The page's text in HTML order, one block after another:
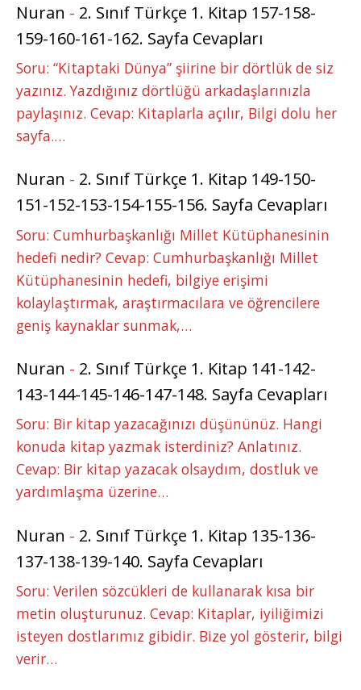
Nuran - 2. Sınıf Türkçe 1. Kitap 157-158-
159-160-161-162. Sayfa Cevapları
Soru: “Kitaptaki Dünya” şiirine bir dörtlük de siz
yazınız. Yazdığınız dörtlüğü arkadaşlarınızla
paylaşınız. Cevap: Kitaplarla açılır, Bilgi dolu her
sayfa.…
Nuran - 2. Sınıf Türkçe 1. Kitap 149-150-
151-152-153-154-155-156. Sayfa Cevapları
Soru: Cumhurbaşkanlığı Millet Kütüphanesinin
hedefi nedir? Cevap: Cumhurbaşkanlığı Millet
Kütüphanesinin hedefi, bilgiye erişimi
kolaylaştırmak, araştırmacılara ve öğrencilere
geniş kaynaklar sunmak,…
Nuran - 2. Sınıf Türkçe 1. Kitap 141-142-
143-144-145-146-147-148. Sayfa Cevapları
Soru: Bir kitap yazacağınızı düşününüz. Hangi
konuda kitap yazmak isterdiniz? Anlatınız.
Cevap: Bir kitap yazacak olsaydım, dostluk ve
yardımlaşma üzerine…
Nuran - 2. Sınıf Türkçe 1. Kitap 135-136-
137-138-139-140. Sayfa Cevapları
Soru: Verilen sözcükleri de kullanarak kısa bir
metin oluşturunuz. Cevap: Kitaplar, iyiliğimizi
isteyen dostlarımız gibidir. Bize yol gösterir, bilgi
verir…